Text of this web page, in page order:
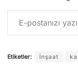
E-postanızı yazın…
Etiketler: İnşaat